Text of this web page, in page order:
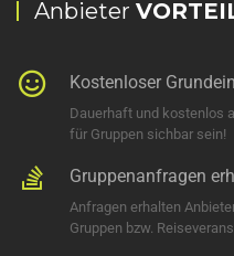
Anbieter
Kostenloser
Dauerhaft und kostenlos
für Gruppen sichbar sein!
Gruppenanfragen
Anfragen erhalten
Gruppen bzw.